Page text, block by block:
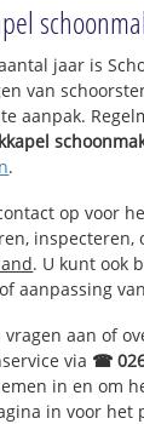
jaar is
van
aanpak.
.
op voor
inspecteren,
. U kunt ook
aanpassing
vragen aan of
via ☎
in en om
in voor het